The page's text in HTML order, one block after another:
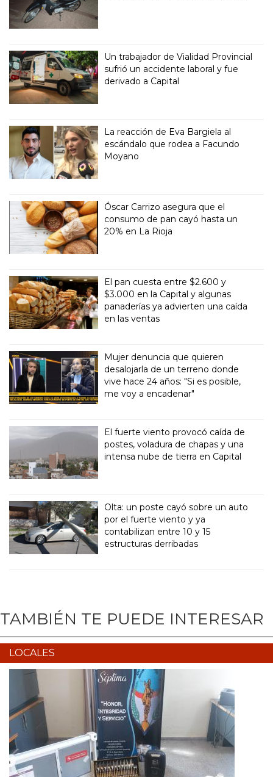
Un trabajador de Vialidad Provincial
sufrió un accidente laboral y fue
derivado a Capital
La reacción de Eva Bargiela al
escándalo que rodea a Facundo
Moyano
Óscar Carrizo asegura que el
consumo de pan cayó hasta un
20% en La Rioja
El pan cuesta entre $2.600 y
$3.000 en la Capital y algunas
panaderías ya advierten una caída
en las ventas
Mujer denuncia que quieren
desalojarla de un terreno donde
vive hace 24 años: "Si es posible,
me voy a encadenar"
El fuerte viento provocó caída de
postes, voladura de chapas y una
intensa nube de tierra en Capital
Olta: un poste cayó sobre un auto
por el fuerte viento y ya
contabilizan entre 10 y 15
estructuras derribadas
TAMBIÉN TE PUEDE INTERESAR
LOCALES